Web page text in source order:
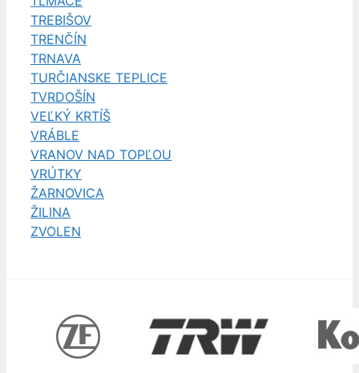
TREBIŠOV
TRENČÍN
TRNAVA
TURČIANSKE TEPLICE
TVRDOŠÍN
VEĽKÝ KRTÍŠ
VRÁBLE
VRANOV NAD TOPĽOU
VRÚTKY
ŽARNOVICA
ŽILINA
ZVOLEN